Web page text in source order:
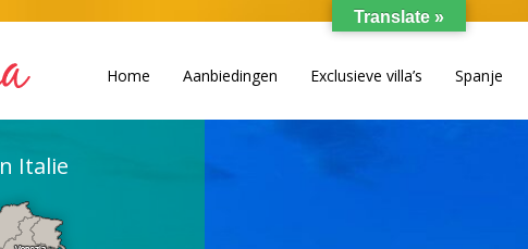
Home Aanbiedingen Exclusieve villa’s Spanje
Italie
Translate »